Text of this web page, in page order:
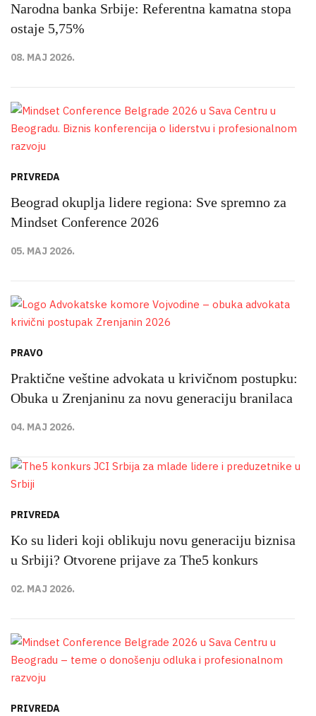
Narodna banka Srbije: Referentna kamatna stopa
ostaje 5,75%
08. MAJ 2026.
PRIVREDA
Beograd okuplja lidere regiona: Sve spremno za
Mindset Conference 2026
05. MAJ 2026.
PRAVO
Praktične veštine advokata u krivičnom postupku:
Obuka u Zrenjaninu za novu generaciju branilaca
04. MAJ 2026.
PRIVREDA
Ko su lideri koji oblikuju novu generaciju biznisa
u Srbiji? Otvorene prijave za The5 konkurs
02. MAJ 2026.
PRIVREDA